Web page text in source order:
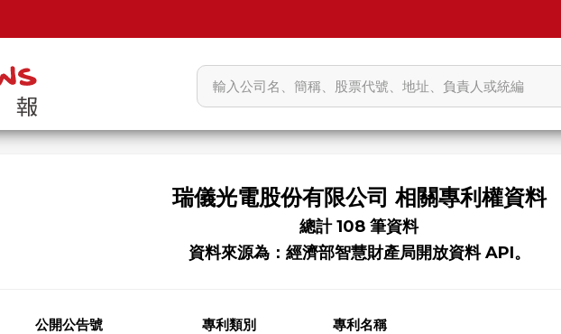
瑞儀光電股份有限公司 相關專利權資料
總計 108 筆資料
資料來源為：經濟部智慧財產局開放資料 API。
公開公告號 專利類別 專利名稱